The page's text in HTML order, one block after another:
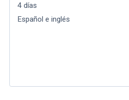
4 días
Español e inglés